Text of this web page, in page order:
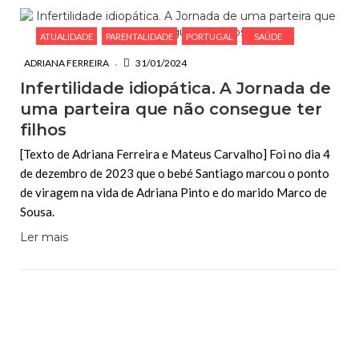
ATUALIDADE PARENTALIDADE PORTUGAL SAÚDE
ADRIANA FERREIRA 31/01/2024
Infertilidade idiopática. A Jornada de
uma parteira que não consegue ter
filhos
[Texto de Adriana Ferreira e Mateus Carvalho] Foi no dia 4
de dezembro de 2023 que o bebé Santiago marcou o ponto
de viragem na vida de Adriana Pinto e do marido Marco de
Sousa.
Ler mais